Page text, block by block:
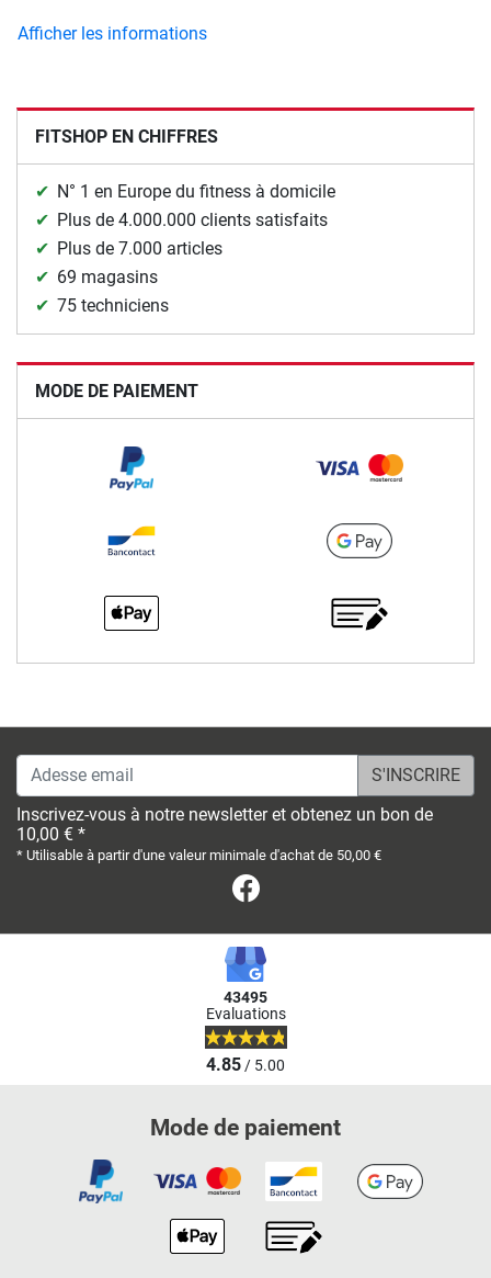
Afficher les informations
FITSHOP EN CHIFFRES
N° 1 en Europe du fitness à domicile
Plus de 4.000.000 clients satisfaits
Plus de 7.000 articles
69 magasins
75 techniciens
MODE DE PAIEMENT
Adesse email
Inscrivez-vous à notre newsletter et obtenez un bon de
10,00 € *
* Utilisable à partir d'une valeur minimale d'achat de 50,00 €
43495
Evaluations
4.85/ 5.00
Mode de paiement